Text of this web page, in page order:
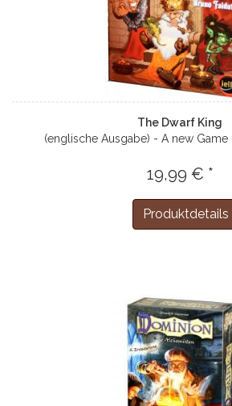
The Dwarf King
(englische Ausgabe) - A new Game
19,99 € *
Produktdetails